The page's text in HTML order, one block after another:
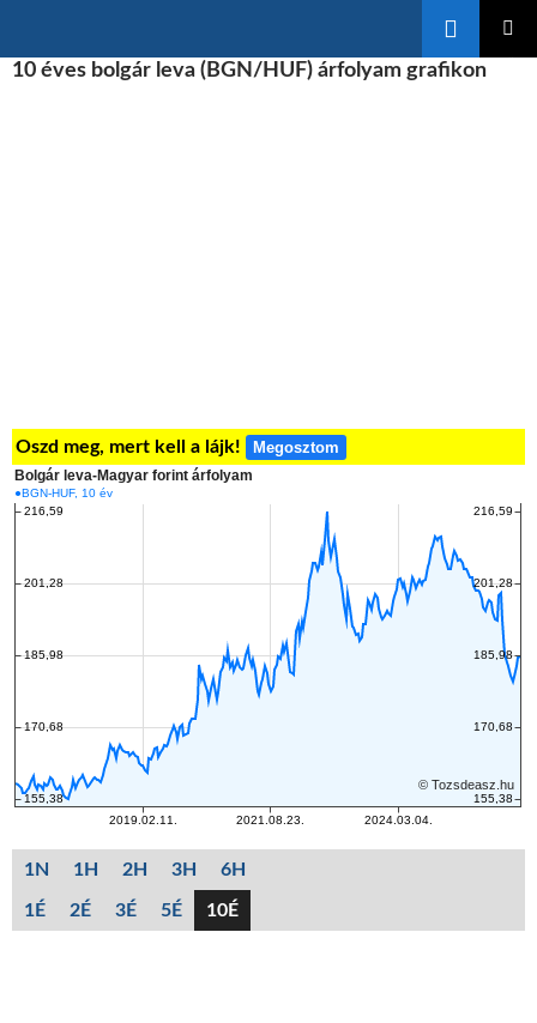
A
10 éves bolgár leva (BGN/HUF) árfolyam grafikon
Oszd meg, mert kell a lájk! Megosztom
1N 1H 2H 3H 6H
1É 2É 3É 5É 10É